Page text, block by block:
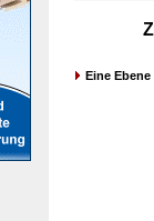
Eine